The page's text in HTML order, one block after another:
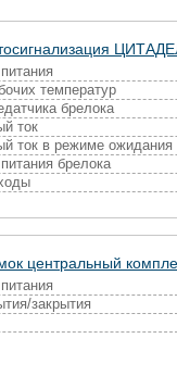
температур
брелока
ток
ток в режиме ожидания
брелока
центральный
закрытия